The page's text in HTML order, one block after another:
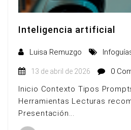
Inteligencia artificial
Luisa Remuzgo
13 de abril de 2026
0
Inicio Contexto Tipos
Herramientas Lecturas
Presentación...